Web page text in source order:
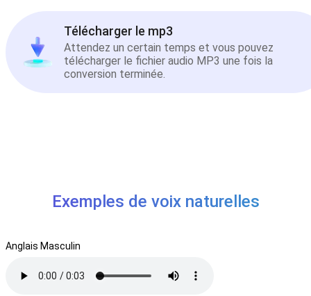
Télécharger le mp3
Attendez un certain temps et vous pouvez
télécharger le fichier audio MP3 une fois la
conversion terminée.
Exemples de voix naturelles
Anglais Masculin